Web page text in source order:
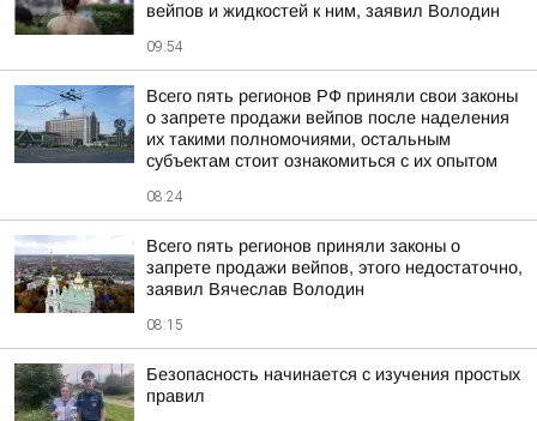
вейпов и жидкостей к ним, заявил Володин
09:54
Всего пять регионов РФ приняли свои законы
о запрете продажи вейпов после наделения
их такими полномочиями, остальным
субъектам стоит ознакомиться с их опытом
08:24
Всего пять регионов приняли законы о
запрете продажи вейпов, этого недостаточно,
заявил Вячеслав Володин
08:15
Безопасность начинается с изучения простых
правил